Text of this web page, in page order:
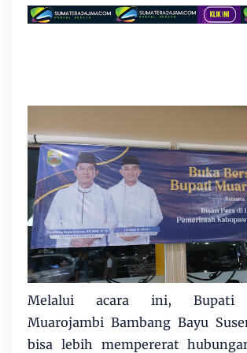
Melalui acara ini, Bupati
Muarojambi Bambang Bayu
bisa lebih mempererat